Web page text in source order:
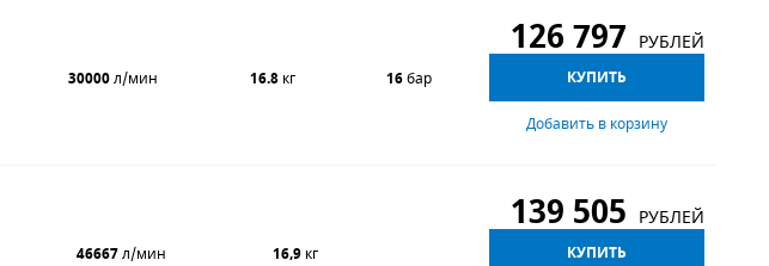
30000л/мин 16.8 кг 16бар
126 797 РУБЛЕЙ
КУПИТЬ
Добавить в корзину
46667л/мин 16,9 кг
139 505 РУБЛЕЙ
КУПИТЬ